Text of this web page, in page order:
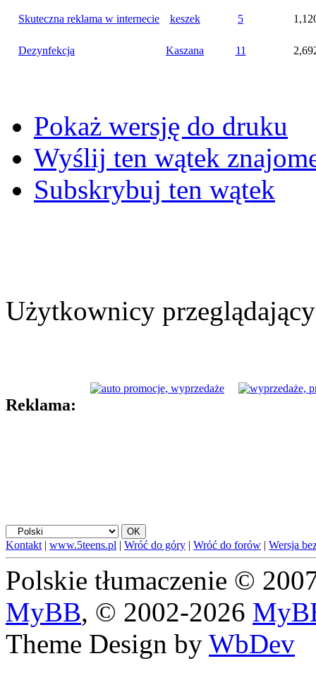
Skuteczna reklama w internecie keszek 5
Dezynfekcja Kaszana 11
Pokaż wersję do druku
Wyślij ten wątek
Subskrybuj ten wątek
Użytkownicy
Reklama:
Kontakt | www.5teens.pl | Wróć do góry | Wróć do forów | Wersja
Polskie tłumaczenie ©
MyBB, © 2002-2026
Theme Design by WbDev